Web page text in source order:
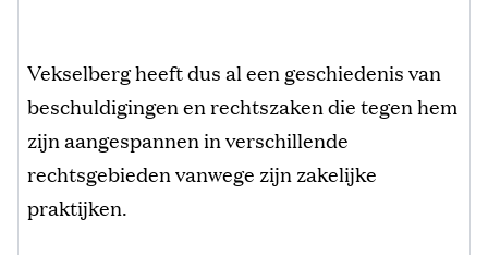
Vekselberg heeft dus al een geschiedenis van
beschuldigingen en rechtszaken die tegen hem
zijn aangespannen in verschillende
rechtsgebieden vanwege zijn zakelijke
praktijken.